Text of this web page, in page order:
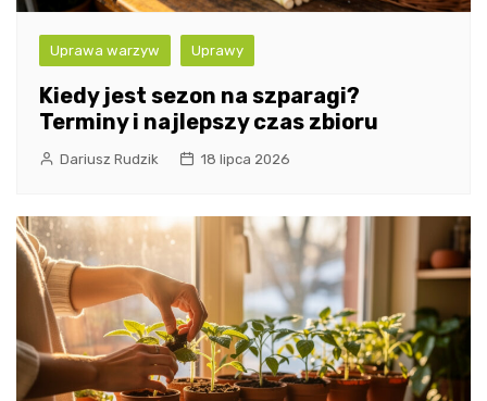
Uprawa warzyw Uprawy
Kiedy jest sezon na szparagi?
Terminy i najlepszy czas zbioru
Dariusz Rudzik 18 lipca 2026